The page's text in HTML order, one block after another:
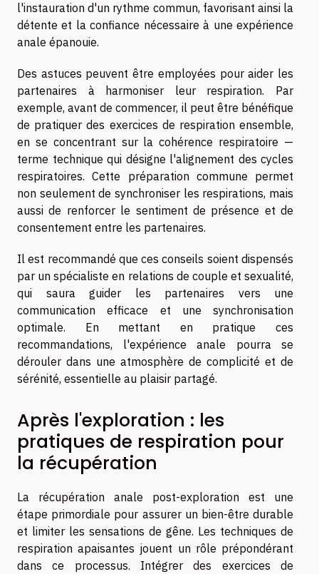
l'instauration d'un rythme commun, favorisant ainsi la
détente et la confiance nécessaire à une expérience
anale épanouie.
Des astuces peuvent être employées pour aider les
partenaires à harmoniser leur respiration. Par
exemple, avant de commencer, il peut être bénéfique
de pratiquer des exercices de respiration ensemble,
en se concentrant sur la cohérence respiratoire —
terme technique qui désigne l'alignement des cycles
respiratoires. Cette préparation commune permet
non seulement de synchroniser les respirations, mais
aussi de renforcer le sentiment de présence et de
consentement entre les partenaires.
Il est recommandé que ces conseils soient dispensés
par un spécialiste en relations de couple et sexualité,
qui saura guider les partenaires vers une
communication efficace et une synchronisation
optimale. En mettant en pratique ces
recommandations, l'expérience anale pourra se
dérouler dans une atmosphère de complicité et de
sérénité, essentielle au plaisir partagé.
Après l'exploration : les
pratiques de respiration pour
la récupération
La récupération anale post-exploration est une
étape primordiale pour assurer un bien-être durable
et limiter les sensations de gêne. Les techniques de
respiration apaisantes jouent un rôle prépondérant
dans ce processus. Intégrer des exercices de